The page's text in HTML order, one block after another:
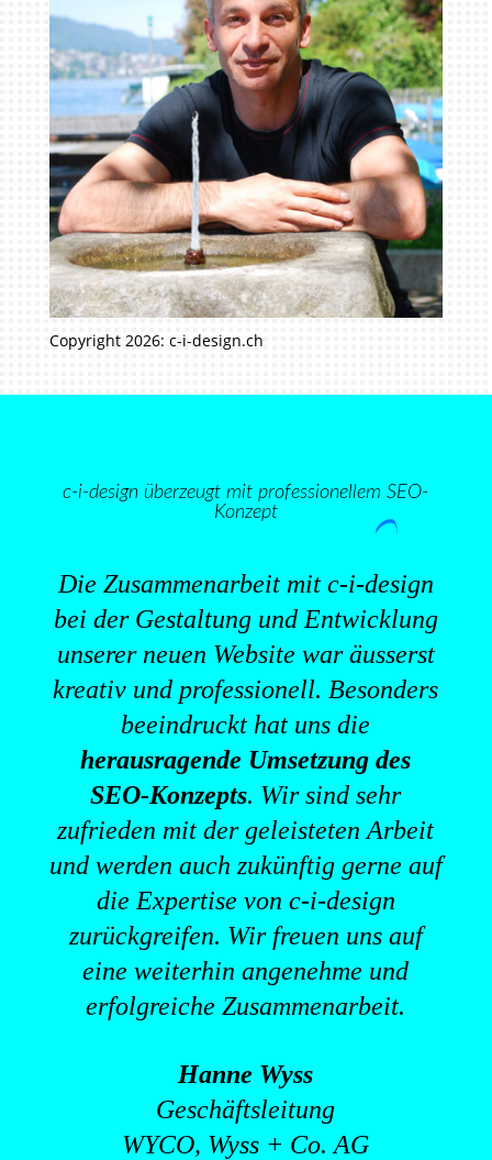
Copyright 2026: c-i-design.ch
c-i-design überzeugt mit professionellemSEO-
Konzept
Die Zusammenarbeit mit c-i-design
bei der Gestaltung und Entwicklung
unserer neuen Website war äusserst
kreativ und professionell. Besonders
beeindruckt hat uns die
herausragende Umsetzung des
SEO-Konzepts. Wir sind sehr
zufrieden mit der geleisteten Arbeit
und werden auch zukünftig gerne auf
die Expertise von c-i-design
zurückgreifen. Wir freuen uns auf
eine weiterhin angenehme und
erfolgreiche Zusammenarbeit.
Hanne Wyss
Geschäftsleitung
WYCO, Wyss + Co. AG